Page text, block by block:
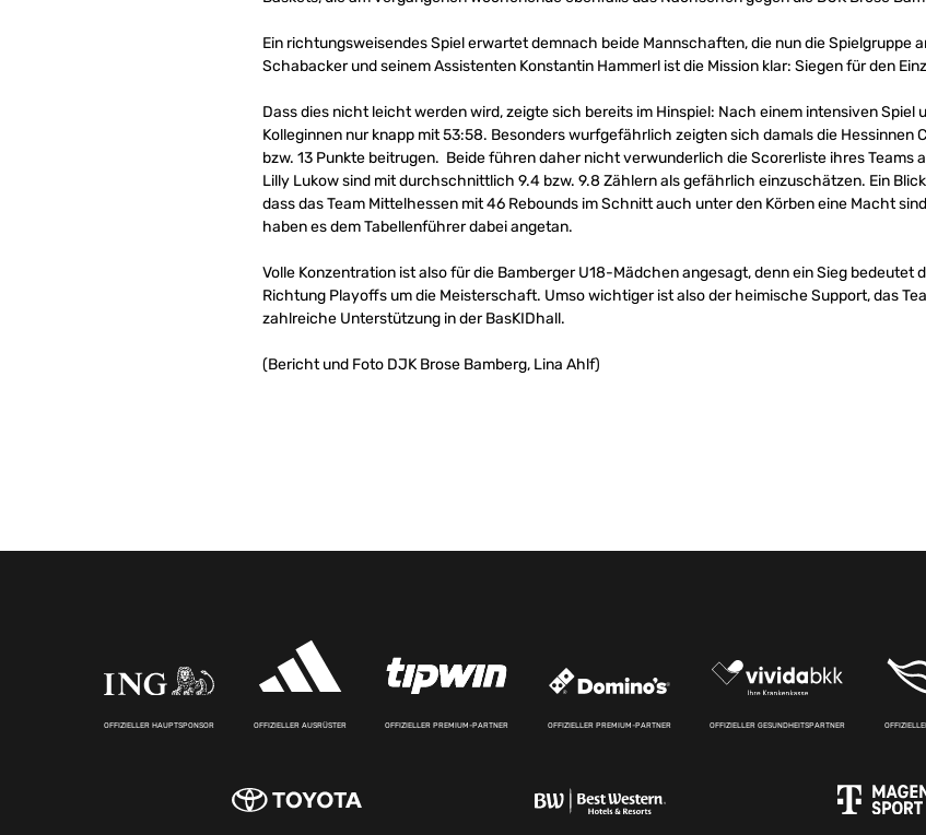
Ein richtungsweisendes Spiel erwartet demnach beide Mannschaften, die nun die Spielgruppe
Schabacker und seinem Assistenten Konstantin Hammerl ist die Mission klar: Siegen für den
Dass dies nicht leicht werden wird, zeigte sich bereits im Hinspiel: Nach einem intensiven
Kolleginnen nur knapp mit 53:58. Besonders wurfgefährlich zeigten sich damals die Hessinnen
bzw. 13 Punkte beitrugen. Beide führen daher nicht verwunderlich die Scorerliste ihres Teams
Lilly Lukow sind mit durchschnittlich 9.4 bzw. 9.8 Zählern als gefährlich einzuschätzen. Ein
dass das Team Mittelhessen mit 46 Rebounds im Schnitt auch unter den Körben eine Macht
haben es dem Tabellenführer dabei angetan.
Volle Konzentration ist also für die Bamberger U18-Mädchen angesagt, denn ein Sieg
Richtung Playoffs um die Meisterschaft. Umso wichtiger ist also der heimische Support, das
zahlreiche Unterstützung in der BasKIDhall.
(Bericht und Foto DJK Brose Bamberg, Lina Ahlf)
OFFIZIELLER HAUPTSPONSOR OFFIZIELLER AUSRÜSTER OFFIZIELLER PREMIUM-PARTNER OFFIZIELLER PREMIUM-PARTNER OFFIZIELLER GESUNDHEITSPARTNER